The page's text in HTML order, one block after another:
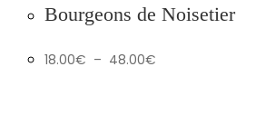
Bourgeons de Noisetier
18.00€ – 48.00€